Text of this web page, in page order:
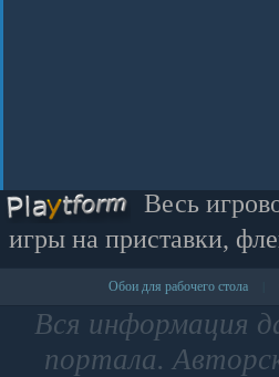
Весь
игры на приставки,
Обои для рабочего стола
Вся информация
портала.